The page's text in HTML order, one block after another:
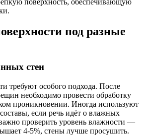
под разные
стен
требуют особого подхода. После
необходимо провести обработку
проникновении. Иногда используют
если речь идёт о влажных
проверить уровень влажности —
4-5%, стены лучше просушить.